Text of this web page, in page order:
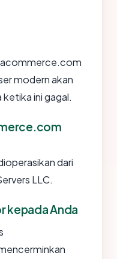
modern akan
ini gagal.
dari
LLC.
kepada Anda